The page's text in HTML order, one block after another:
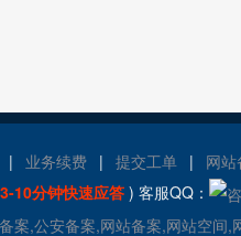
| 业务续费 | 提交工单 | 网站
10分钟快速应答 ) 客服QQ：
,公安备案,网站备案,网站空间,